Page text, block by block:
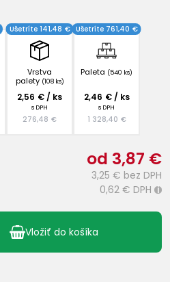
Vrstva
palety (108 ks)
Ušetríte 141,48 €
2,56 € / ks
s DPH
276,48 €
Paleta (540 ks)
Ušetríte 761,40 €
2,46 € / ks
s DPH
1 328,40 €
od 3,87 €
3,25 € bez DPH
0,62 € DPH i
Vložiť do košíka